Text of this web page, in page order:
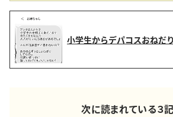
小学生からデパコスおねだ
次に読まれている３